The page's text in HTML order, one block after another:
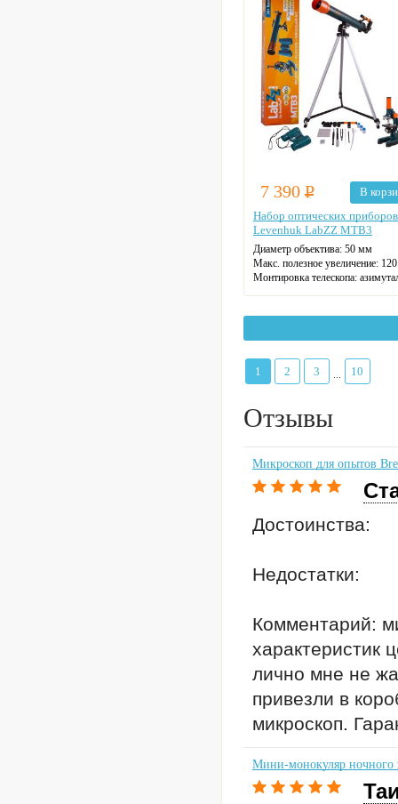
7 390 Р
В
Набор оптических приборов
Levenhuk LabZZ MTВ3
Диаметр объектива: 50 мм
Макс. полезное увеличение: 120
Монтировка телескопа:
1 2 3 10
Отзывы
Микроскоп для опытов
Достоинства:
Недостатки:
Комментарий:
характеристик
лично мне не
привезли в
микроскоп.
Мини-монокуляр ночного